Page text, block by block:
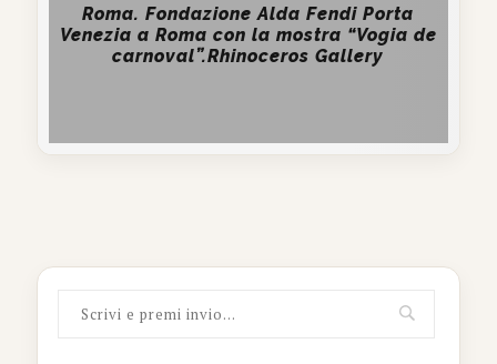
Roma. Fondazione Alda Fendi Porta
Venezia a Roma con la mostra “Vogia de
carnoval”.Rhinoceros Gallery